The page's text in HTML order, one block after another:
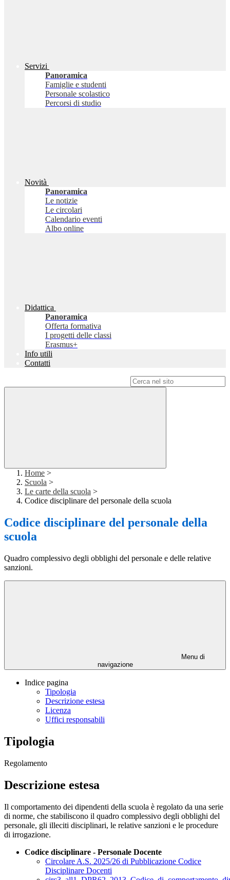
Servizi
Panoramica
Famiglie e studenti
Personale scolastico
Percorsi di studio
Novità
Panoramica
Le notizie
Le circolari
Calendario eventi
Albo online
Didattica
Panoramica
Offerta formativa
I progetti delle classi
Erasmus+
Info utili
Contatti
Home >
Scuola >
Le carte della scuola >
Codice disciplinare del personale della scuola
Codice disciplinare del personale della
scuola
Quadro complessivo degli obblighi del personale e delle relative
sanzioni.
Menu di
navigazione
Indice pagina
Tipologia
Descrizione estesa
Licenza
Uffici responsabili
Tipologia
Regolamento
Descrizione estesa
Il comportamento dei dipendenti della scuola è regolato da una serie
di norme, che stabiliscono il quadro complessivo degli obblighi del
personale, gli illeciti disciplinari, le relative sanzioni e le procedure
di irrogazione.
Codice disciplinare - Personale Docente
Circolare A.S. 2025/26 di Pubblicazione Codice
Disciplinare Docenti